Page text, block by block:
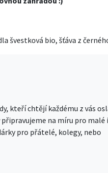
švestková bio, šťáva z
kteří chtějí každému z vás
na míru pro malé i
pro přátelé, kolegy, nebo